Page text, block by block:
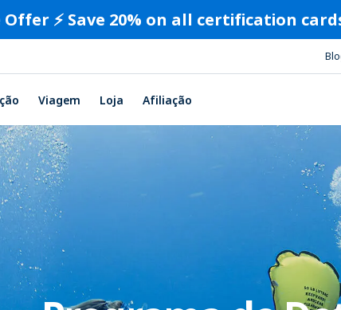
Offer ⚡️ Save 20% on all certification
Viagem Loja Afiliação